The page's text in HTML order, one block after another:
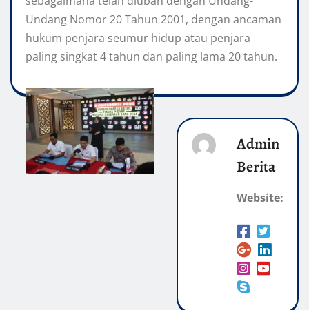
Undang Nomor 20 Tahun 2001, dengan ancaman
hukum penjara seumur hidup atau penjara
paling singkat 4 tahun dan paling lama 20 tahun.
Admin
Berita
Website: